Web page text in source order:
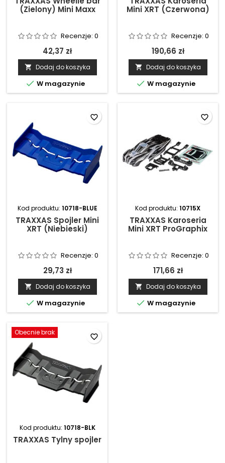
(Zielony) Mini Maxx
Recenzje: 0
42,37 zł
 Dodaj do koszyka
 W magazynie
Mini XRT (Czerwona)
Recenzje: 0
190,66 zł
 Dodaj do koszyka
 W magazynie
Kod produktu: 10718-BLUE
TRAXXAS Spojler Mini
XRT (Niebieski)
Recenzje: 0
29,73 zł
 Dodaj do koszyka
 W magazynie
favorite_border
Kod produktu: 10715X
TRAXXAS Karoseria
Mini XRT ProGraphix
Recenzje: 0
171,66 zł
 Dodaj do koszyka
 W magazynie
favorite_border
Obecnie brak
Kod produktu: 10718-BLK
TRAXXAS Tylny spojler
favorite_border